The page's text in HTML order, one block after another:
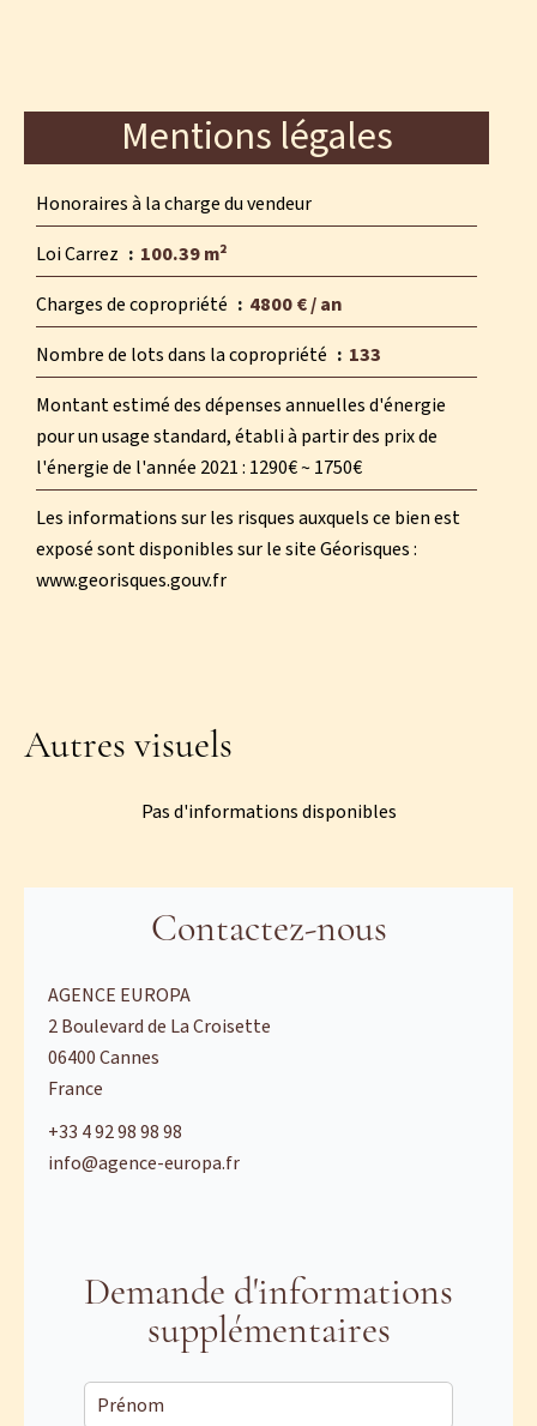
Mentions légales
Honoraires à la charge du vendeur
Loi Carrez
100.39 m²
Charges de copropriété
4800 € / an
Nombre de lots dans la copropriété
133
Montant estimé des dépenses annuelles d'énergie
pour un usage standard, établi à partir des prix de
l'énergie de l'année 2021 : 1290€ ~ 1750€
Les informations sur les risques auxquels ce bien est
exposé sont disponibles sur le site Géorisques :
www.georisques.gouv.fr
Autres visuels
Pas d'informations disponibles
Contactez-nous
AGENCE EUROPA
2 Boulevard de La Croisette
06400Cannes
France
+33 4 92 98 98 98
info@agence-europa.fr
Demande d'informations
supplémentaires